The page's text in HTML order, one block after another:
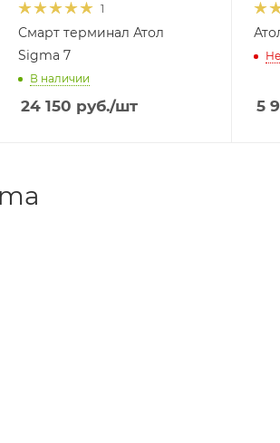
1
Смарт терминал Атол
Sigma 7
В наличии
24 150 руб./шт 5